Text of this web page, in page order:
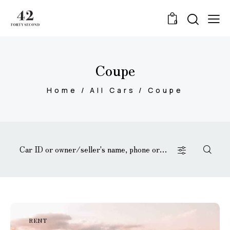
0
Coupe
Home All Cars Coupe
RENT